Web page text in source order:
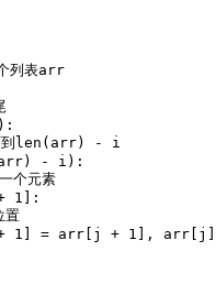
列表arr
到len(arr) - i
- i):
元素
+ 1], arr[j]